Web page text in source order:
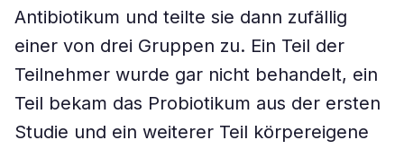
Antibiotikum und teilte sie dann zufällig
einer von drei Gruppen zu. Ein Teil der
Teilnehmer wurde gar nicht behandelt, ein
Teil bekam das Probiotikum aus der ersten
Studie und ein weiterer Teil körpereigene